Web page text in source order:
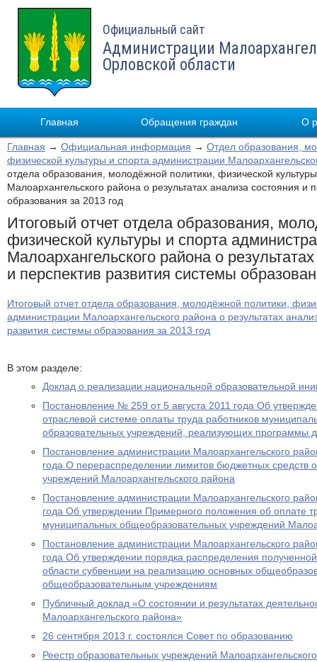
Официальный сайт
Администрации
Орловской области
Главная Обращения граждан О
Главная → Официальная информация → Отдел образования,
физической культуры и спорта администрации
отдела образования, молодёжной политики, физической
Малоархангельского района о результатах анализа состояния и
образования за 2013 год
Итоговый отчет отдела образования,
физической культуры и спорта
Малоархангельского района о
и перспектив развития системы
Итоговый отчет отдела образования, молодёжной политики,
администрации Малоархангельского района о результатах
развития системы образования за 2013 год
В этом разделе:
Доклад о реализации национальной образовательной
Постановление № 259 от 5 августа 2011 года Об
отраслевой системе оплаты труда работников
образовательных учреждений, реализующих программы
Постановление администрации Малоархангельского
года О перераспределении лимитов бюджетных средств
учреждений Малоархангельского района
Постановление администрации Малоархангельского
года Об утверждении Примерного положения об оплате
муниципальных общеобразовательных учреждений
Постановление администрации Малоархангельского
года Об утверждении порядка распределения
области субвенции на реализацию основных
общеобразовательным учреждениям
Публичный доклад «О состоянии и результатах
Малоархангельского района»
26 сентября 2013 г. состоялся Совет по образованию
Реестр образовательных учреждений